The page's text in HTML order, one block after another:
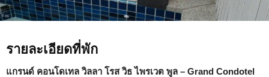
รายละเอียดที่พัก
แกรนด์ คอนโดเทล วิลลา โรส วิธ ไพรเวต พูล – Grand Condotel